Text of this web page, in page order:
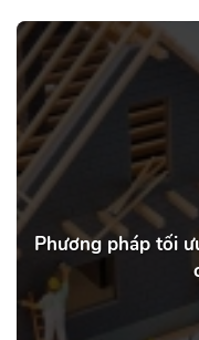
Phương pháp tối